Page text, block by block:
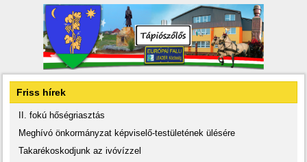
Friss hírek
II. fokú hőségriasztás
Meghívó önkormányzat képviselő-testületének ülésére
Takarékoskodjunk az ivóvízzel